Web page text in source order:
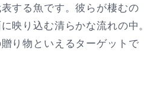
する魚です。彼らが棲むの
映り込む清らかな流れの中。
り物といえるターゲットで